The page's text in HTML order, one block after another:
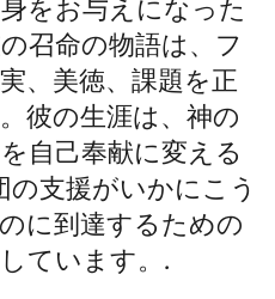
をお与えになった
召命の物語は、フ
、美徳、課題を正
彼の生涯は、神の
自己奉献に変える
の支援がいかにこう
に到達するための
ています。.